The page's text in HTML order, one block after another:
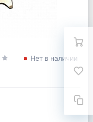
Нет в наличии